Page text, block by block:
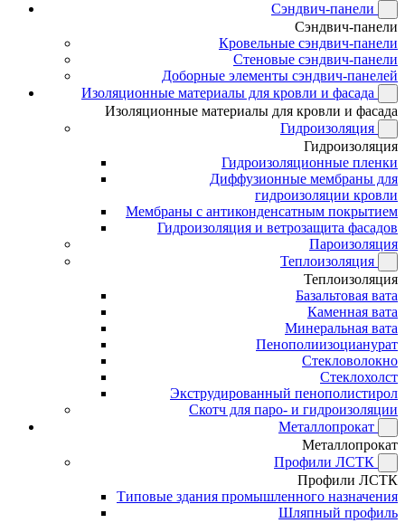
Сэндвич-панели
Сэндвич-панели
Кровельные сэндвич-панели
Стеновые сэндвич-панели
Доборные элементы сэндвич-панелей
Изоляционные материалы для кровли и фасада
Изоляционные материалы для кровли и фасада
Гидроизоляция
Гидроизоляция
Гидроизоляционные пленки
Диффузионные мембраны для
гидроизоляции кровли
Мембраны с антиконденсатным покрытием
Гидроизоляция и ветрозащита фасадов
Пароизоляция
Теплоизоляция
Теплоизоляция
Базальтовая вата
Каменная вата
Минеральная вата
Пенополиизоцианурат
Стекловолокно
Стеклохолст
Экструдированный пенополистирол
Скотч для паро- и гидроизоляции
Металлопрокат
Металлопрокат
Профили ЛСТК
Профили ЛСТК
Типовые здания промышленного назначения
Шляпный профиль